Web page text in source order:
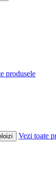
produsele
Vezi toate